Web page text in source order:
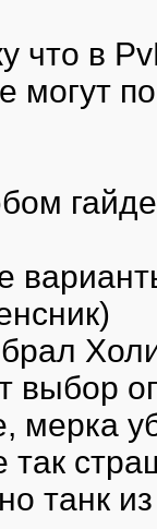
что в
могут
выбор
мерка
так
танк